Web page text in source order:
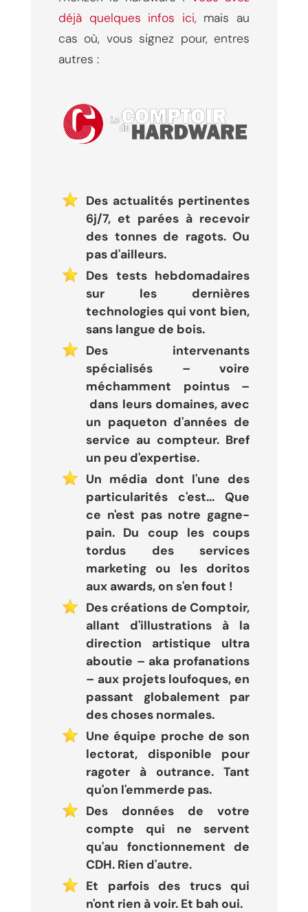
déjà quelques infos ici, mais au
cas où, vous signez pour, entres
autres :
Des actualités pertinentes
6j/7, et parées à recevoir
des tonnes de ragots. Ou
pas d'ailleurs.
Des tests hebdomadaires
sur les dernières
technologies qui vont bien,
sans langue de bois.
Des intervenants
spécialisés – voire
méchamment pointus –
dans leurs domaines, avec
un paqueton d'années de
service au compteur. Bref
un peu d'expertise.
Un média dont l'une des
particularités c'est... Que
ce n'est pas notre gagne-
pain. Du coup les coups
tordus des services
marketing ou les doritos
aux awards, on s'en fout !
Des créations de Comptoir,
allant d'illustrations à la
direction artistique ultra
aboutie – aka profanations
– aux projets loufoques, en
passant globalement par
des choses normales.
Une équipe proche de son
lectorat, disponible pour
ragoter à outrance. Tant
qu'on l'emmerde pas.
Des données de votre
compte qui ne servent
qu'au fonctionnement de
CDH. Rien d'autre.
Et parfois des trucs qui
n'ont rien à voir. Et bah oui.